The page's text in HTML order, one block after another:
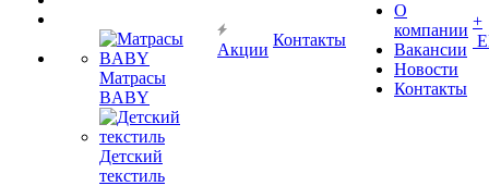
Матрасы
BABY
Детский
текстиль
Акции
Контакты
О
компании
Вакансии
Новости
Контакты
+